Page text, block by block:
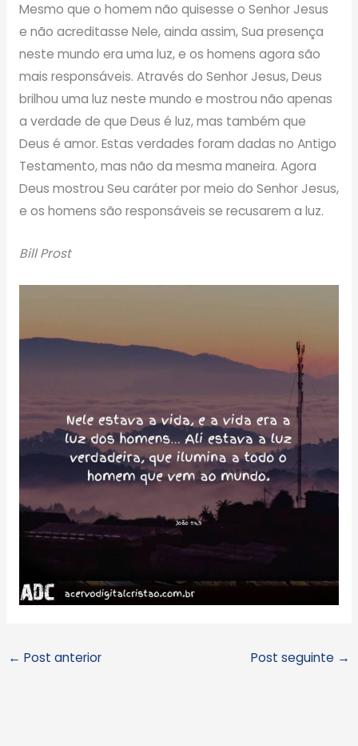
Mesmo que o homem não quisesse o Senhor Jesus
e não acreditasse Nele, ainda assim, Sua presença
neste mundo era uma luz, e os homens agora são
mais responsáveis. Através do Senhor Jesus, Deus
brilhou uma luz neste mundo e mostrou não apenas
a verdade de que Deus é luz, mas também que
Deus é amor. Estas verdades foram dadas no Antigo
Testamento, mas não da mesma maneira. Agora
Deus mostrou Seu caráter por meio do Senhor Jesus,
e os homens são responsáveis ​​se recusarem a luz.
Bill Prost
← Post anterior Post seguinte →